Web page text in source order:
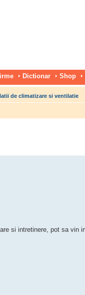
Dictionar Shop
de climatizare si ventilatie
si intretinere, pot sa